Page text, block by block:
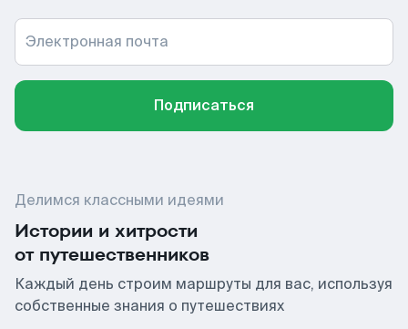
Электронная почта
Подписаться
Делимся классными идеями
Истории и хитрости
от путешественников
Каждый день строим маршруты для вас, используя
собственные знания о путешествиях